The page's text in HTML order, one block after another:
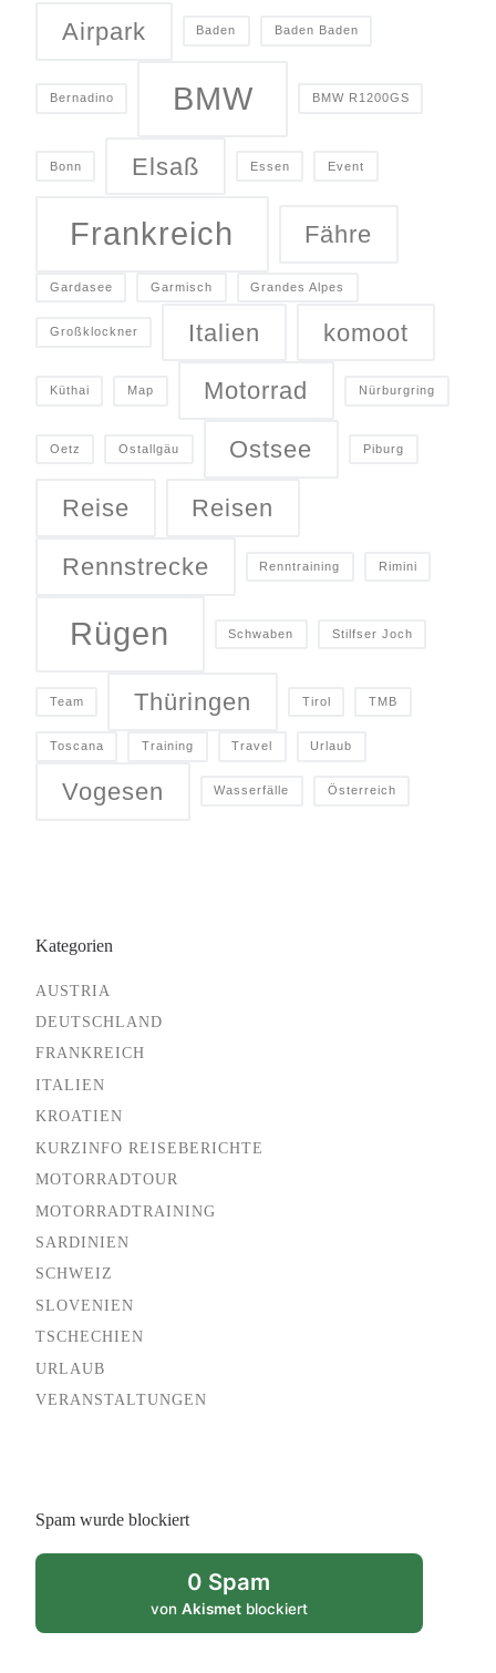
Airpark Baden Baden Baden
Bernadino BMW BMW R1200GS
Bonn Elsaß Essen Event
Frankreich Fähre
Gardasee Garmisch Grandes Alpes
Großklockner Italien komoot
Küthai Map Motorrad Nürburgring
Oetz Ostallgäu Ostsee Piburg
Reise Reisen
Rennstrecke Renntraining Rimini
Rügen Schwaben Stilfser Joch
Team Thüringen Tirol TMB
Toscana Training Travel Urlaub
Vogesen Wasserfälle Österreich
Kategorien
AUSTRIA
DEUTSCHLAND
FRANKREICH
ITALIEN
KROATIEN
KURZINFO REISEBERICHTE
MOTORRADTOUR
MOTORRADTRAINING
SARDINIEN
SCHWEIZ
SLOVENIEN
TSCHECHIEN
URLAUB
VERANSTALTUNGEN
Spam wurde blockiert
0 Spam
von Akismetblockiert